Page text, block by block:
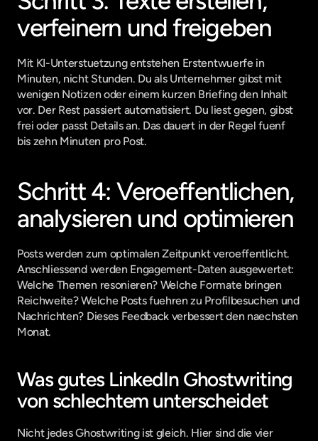
verfeinern und freigeben
Mit KI-Unterstuetzung entstehen Erstentwuerfe in
Minuten, nicht Stunden. Du als Unternehmer gibst mit
wenigen Notizen oder einem kurzen Briefing den Inhalt
vor. Der Rest passiert automatisiert. Du liest gegen, gibst
frei oder passt Details an. Das dauert in der Regel fuenf
bis zehn Minuten pro Post.
Schritt 4: Veroeffentlichen,
analysieren und optimieren
Posts werden zum optimalen Zeitpunkt veroeffentlicht.
Anschliessend werden Engagement-Daten ausgewertet:
Welche Themen resonieren? Welche Formate bringen
Reichweite? Welche Posts fuehren zu Profilbesuchen und
Nachrichten? Dieses Feedback verbessert den naechsten
Monat.
Was gutes LinkedIn Ghostwriting
von schlechtem unterscheidet
Nicht jedes Ghostwriting ist gleich. Hier sind die vier